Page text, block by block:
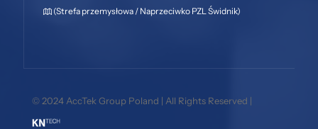
(Strefa przemysłowa / Naprzeciwko PZL Świdnik)
© 2024 AccTek Group Poland | All Rights Reserved |